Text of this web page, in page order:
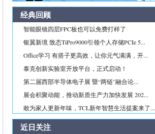
经典回顾
智能眼镜四层FPC板也可以免费打样了
银翼新境 致态TiPro9000引领个人存储PCIe 5...
Office学习 有搭子更高效，让你元气满满，开...
泰克创新实验室开放平台，正式启动！
第二届西部半导体电子展 暨“两链”融合论...
展会积聚动能，推动新质生产力加快发展 202...
敢为家人更新年味，TCL新年智慧生活提案来了...
近日关注